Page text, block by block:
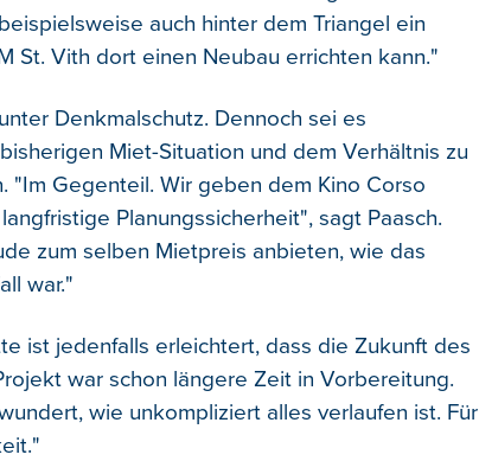
auch hinter dem Triangel ein
St. Vith dort einen Neubau errichten kann."
Denkmalschutz. Dennoch sei es
Miet-Situation und dem Verhältnis zu
"Im Gegenteil. Wir geben dem Kino Corso
Planungssicherheit", sagt Paasch.
zum selben Mietpreis anbieten, wie das
war."
ist jedenfalls erleichtert, dass die Zukunft des
war schon längere Zeit in Vorbereitung.
wie unkompliziert alles verlaufen ist. Für